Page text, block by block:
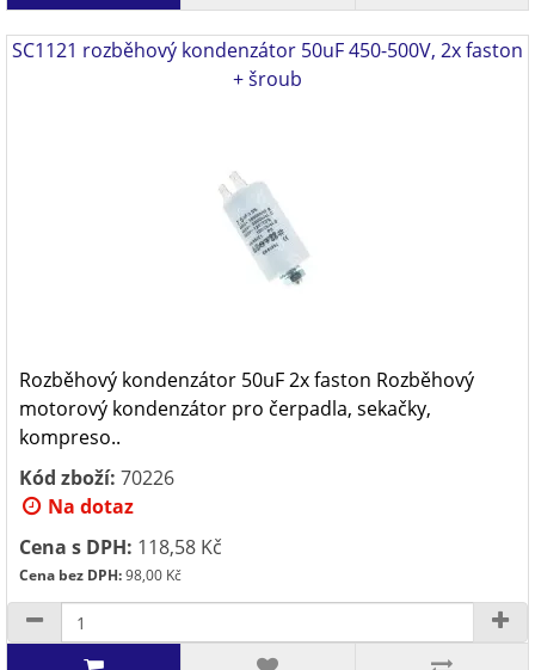
SC1121 rozběhový kondenzátor 50uF 450-500V, 2x faston
+ šroub
Rozběhový kondenzátor 50uF 2x faston Rozběhový
motorový kondenzátor pro čerpadla, sekačky,
kompreso..
Kód zboží: 70226
Na dotaz
Cena s DPH: 118,58 Kč
Cena bez DPH:98,00 Kč